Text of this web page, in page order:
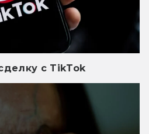
с TikTok